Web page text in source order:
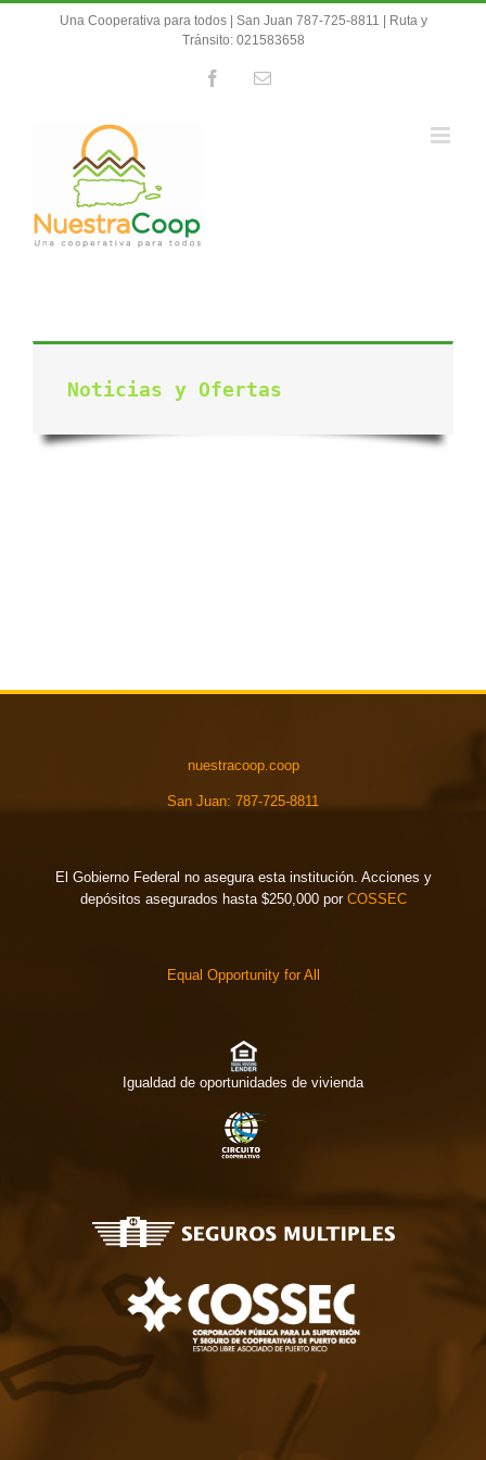
Una Cooperativa para todos | San Juan 787-725-8811 | Ruta y
Tránsito: 021583658
FacebookEmail
Noticias y Ofertas
nuestracoop.coop
San Juan: 787-725-8811
El Gobierno Federal no asegura esta institución. Acciones y
depósitos asegurados hasta $250,000 por COSSEC
Equal Opportunity for All
Igualdad de oportunidades de vivienda